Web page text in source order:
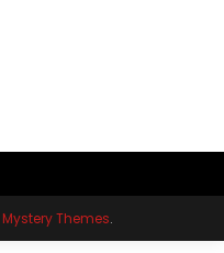
Mystery Themes.